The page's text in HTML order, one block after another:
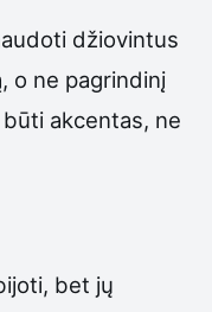
džiovintus
o ne pagrindinį
akcentas, ne
bet jų